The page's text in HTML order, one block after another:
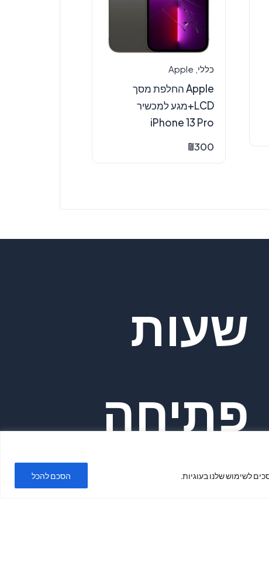
לשימוש שלנו בעוגיות. הסכם להכל
כללי Apple
Apple החלפת מסך
LCD+מגע למכשיר
iPhone 13 Pro
₪300
שעות
פתיחה